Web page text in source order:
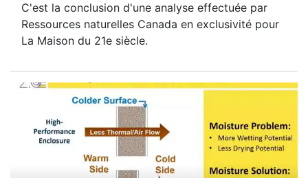
C'est la conclusion d'une analyse effectuée par
Ressources naturelles Canada en exclusivité pour
La Maison du 21e siècle.